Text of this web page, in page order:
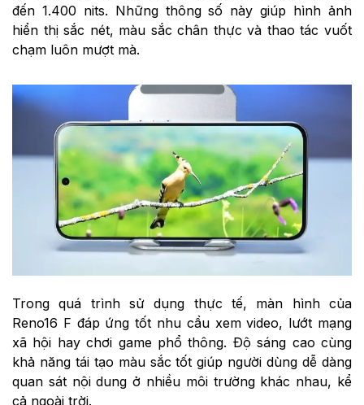
đến 1.400 nits. Những thông số này giúp hình ảnh
hiển thị sắc nét, màu sắc chân thực và thao tác vuốt
chạm luôn mượt mà.
Trong quá trình sử dụng thực tế, màn hình của
Reno16 F đáp ứng tốt nhu cầu xem video, lướt mạng
xã hội hay chơi game phổ thông. Độ sáng cao cùng
khả năng tái tạo màu sắc tốt giúp người dùng dễ dàng
quan sát nội dung ở nhiều môi trường khác nhau, kể
cả ngoài trời.